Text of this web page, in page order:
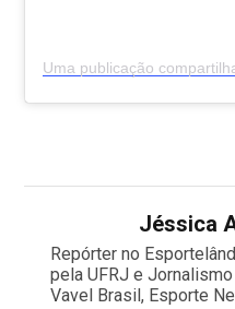
Jéssica
Repórter no
pela UFRJ e
Vavel Brasil, Esporte